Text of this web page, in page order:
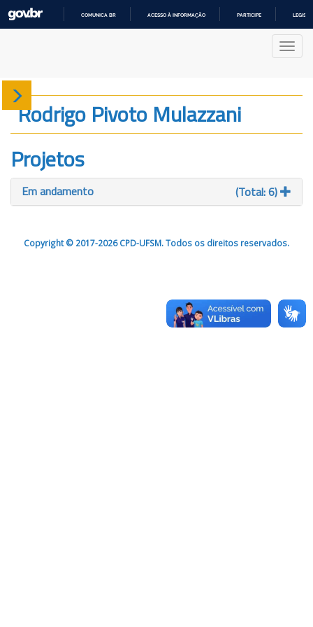
COMUNICA BR ACESSO À INFORMAÇÃO PARTICIPE
Sobre
Produção
Projetos
Gráficos
Rodrigo Pivoto Mulazzani
Projetos
Em andamento (Total: 6)
Copyright © 2017-2026 CPD-UFSM. Todos os direitos reservados.